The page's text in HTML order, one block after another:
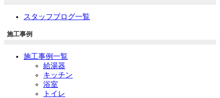
スタッフブログ一覧
施工事例
施工事例一覧
給湯器
キッチン
浴室
トイレ